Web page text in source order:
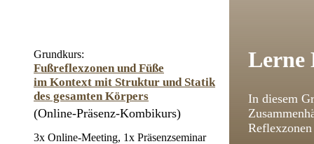
Grundkurs:
Fußreflexzonen und Füße
im Kontext mit Struktur und Statik
des gesamten Körpers
(Online-Präsenz-Kombikurs)
3x Online-Meeting, 1x Präsenzseminar
Lerne
In diesem